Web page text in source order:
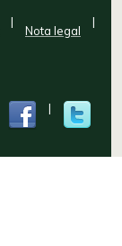
|
Nota legal
|
|